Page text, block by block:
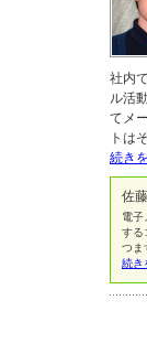
社内
ル活
てメ
トは
続き
佐
電子
する
つま
続き